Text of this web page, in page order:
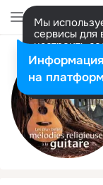
Мы
сервисы для
настроить
Разрешить
на